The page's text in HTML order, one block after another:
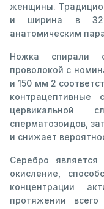
женщины.
и ширина в 32
анатомическим
Ножка спирали
проволокой с
и 150 мм 2
контрацептивные
цервикальной
сперматозоидов,
и снижает
Серебро
окисление,
концентрации
протяжении